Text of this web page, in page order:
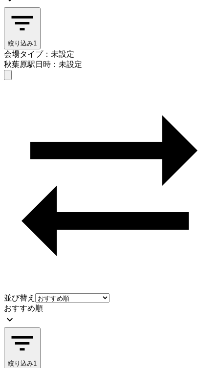
絞り込み1
会場タイプ：未設定
秋葉原駅日時：未設定
並び替え
おすすめ順
絞り込み1